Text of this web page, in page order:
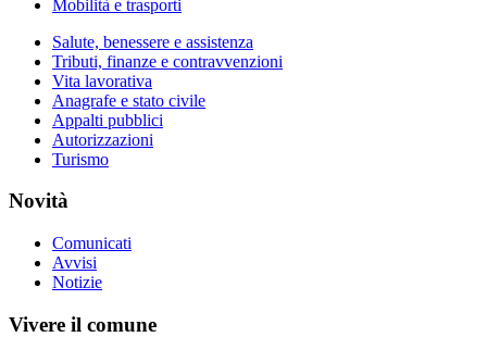
Mobilità e trasporti
Salute, benessere e assistenza
Tributi, finanze e contravvenzioni
Vita lavorativa
Anagrafe e stato civile
Appalti pubblici
Autorizzazioni
Turismo
Novità
Comunicati
Avvisi
Notizie
Vivere il comune